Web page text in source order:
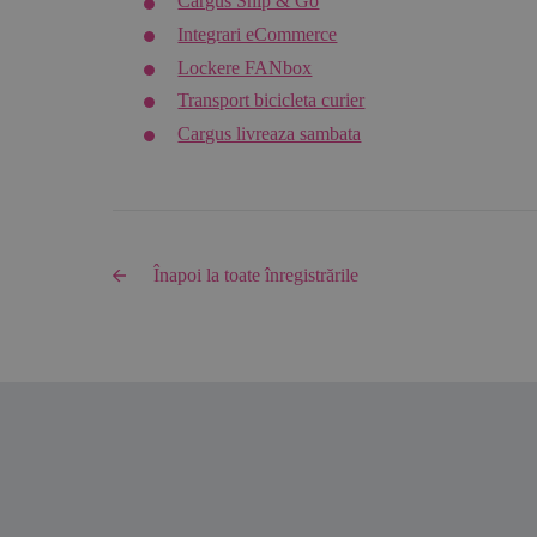
Integrari eCommerce
Lockere FANbox
Transport bicicleta curier
Cargus livreaza sambata
Înapoi la toate înregistrările